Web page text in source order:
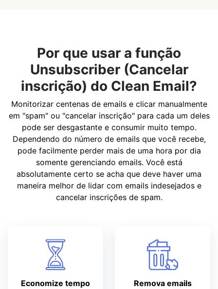
Por que usar a função
Unsubscriber (Cancelar
inscrição) do Clean Email?
Monitorizar centenas de emails e clicar manualmente
em "spam" ou "cancelar inscrição" para cada um deles
pode ser desgastante e consumir muito tempo.
Dependendo do número de emails que você recebe,
pode facilmente perder mais de uma hora por dia
somente gerenciando emails. Você está
absolutamente certo se acha que deve haver uma
maneira melhor de lidar com emails indesejados e
cancelar inscrições de spam.
Economize tempo
Remova emails